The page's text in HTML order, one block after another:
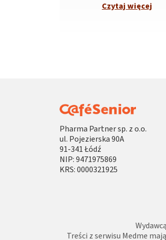
Czytaj więcej
Pharma Partner sp. z o.o.
ul. Pojezierska 90A
91-341 Łódź
NIP: 9471975869
KRS: 0000321925
Treści z serwisu Medme